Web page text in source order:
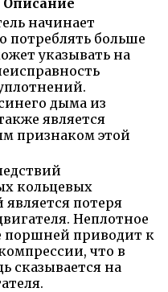
начинает
потреблять больше
указывать на
дыма из
является
признаком этой
кольцевых
потеря
Неплотное
поршней приводит к
что в
сказывается на